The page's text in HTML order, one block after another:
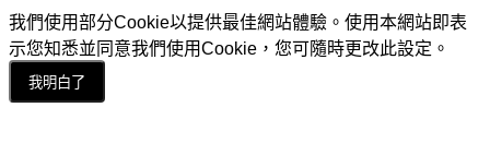
我們使用部分Cookie以提供最佳網站體驗。使用本網站即表
示您知悉並同意我們使用Cookie，您可隨時更改此設定。
我明白了